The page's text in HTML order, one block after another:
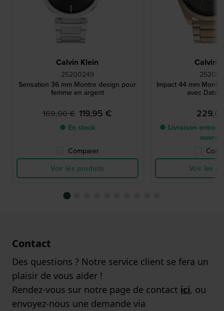
Calvin Klein
25200249
Sensation 36 mm Montre design pour
femme en argent
169,00 € 119,95 €
● En stock
Comparer
Voir les produits
Calvin
Impact 44 mm
avec Date
● Livraison entre
Voir les
Contact
Des questions ? Notre service client se fera un
plaisir de vous aider !
Rendez-vous sur notre page de contact ici, ou
envoyez-nous une demande via